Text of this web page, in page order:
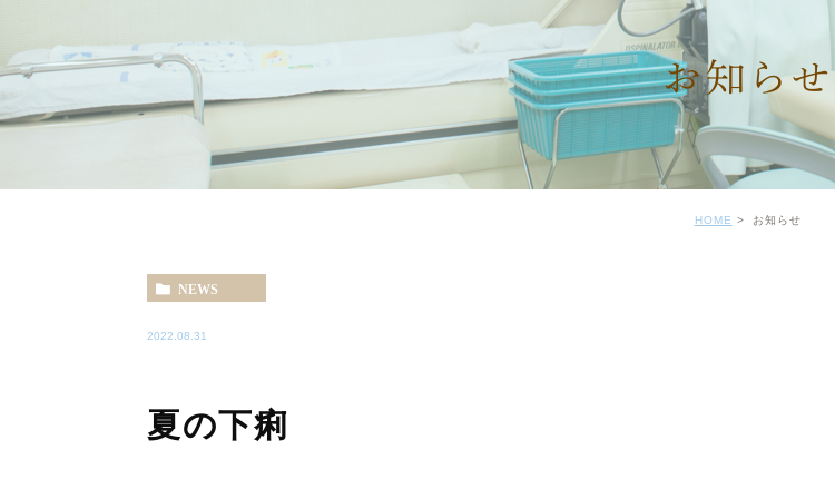
スタッフ紹介
お知らせ
HOME お知らせ
NEWS
2022.08.31
夏の下痢